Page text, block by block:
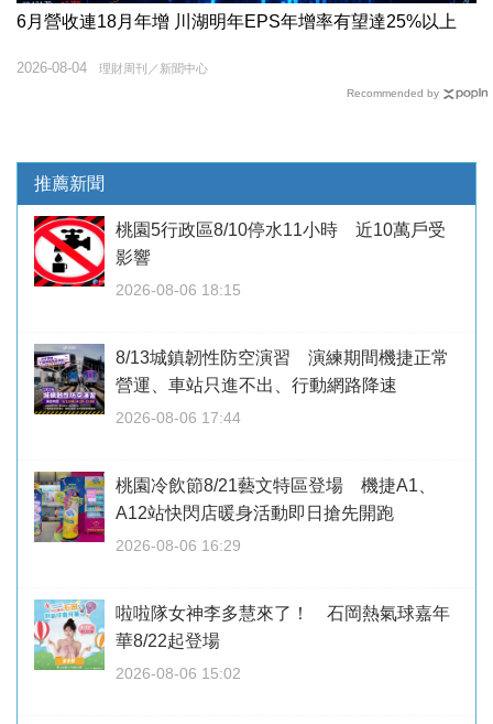
6月營收連18月年增 川湖明年EPS年增率有望達25%以上
理財周刊／新聞中心
2026-08-04
Recommended by
推薦新聞
桃園5行政區8/10停水11小時 近10萬戶受
影響
2026-08-06 18:15
8/13城鎮韌性防空演習 演練期間機捷正常
營運、車站只進不出、行動網路降速
2026-08-06 17:44
桃園冷飲節8/21藝文特區登場 機捷A1、
A12站快閃店暖身活動即日搶先開跑
2026-08-06 16:29
啦啦隊女神李多慧來了！ 石岡熱氣球嘉年
華8/22起登場
2026-08-06 15:02